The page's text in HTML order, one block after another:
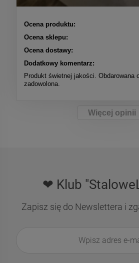
Ocena produktu:
Ocena sklepu:
Ocena dostawy:
Dodatkowy komentarz:
Produkt świetnej jakości. Obdarowana
zadowolona.
Więcej opinii
❤ Klub
Zapisz się do Newslettera i